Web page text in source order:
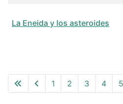
La Eneida y los asteroides
1 2 3 4 5